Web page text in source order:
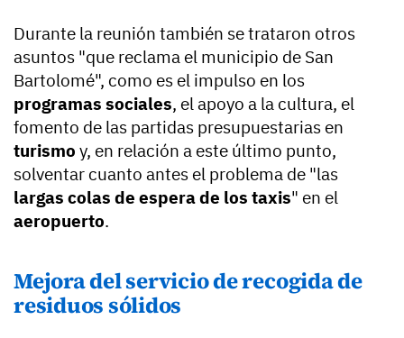
Durante la reunión también se trataron otros
asuntos "que reclama el municipio de San
Bartolomé", como es el impulso en los
programas sociales, el apoyo a la cultura, el
fomento de las partidas presupuestarias en
turismo y, en relación a este último punto,
solventar cuanto antes el problema de "las
largas colas de espera de los taxis" en el
aeropuerto.
Mejora del servicio de recogida de
residuos sólidos